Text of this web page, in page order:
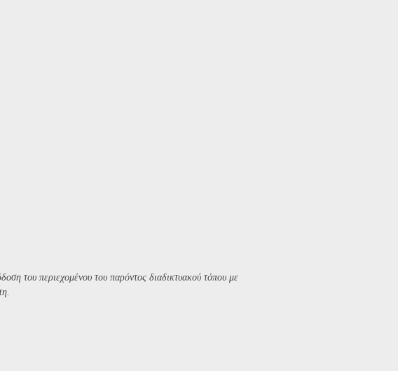
του περιεχομένου του παρόντος διαδικτυακού τόπου με